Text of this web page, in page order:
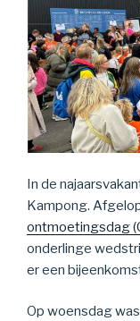
In de
Kampong.
ontmoetingsdag
onderlinge
er een
Op woensdag